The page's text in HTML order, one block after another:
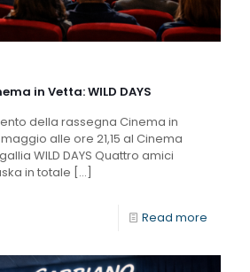
in Vetta: WILD DAYS
della rassegna Cinema in
alle ore 21,15 al Cinema
WILD DAYS Quattro amici
in totale […]
Read more